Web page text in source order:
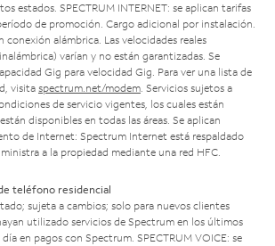
estados. SPECTRUM INTERNET: se aplican tarifas
de promoción. Cargo adicional por instalación.
conexión alámbrica. Las velocidades reales
varían y no están garantizadas. Se
Gig para velocidad Gig. Para ver una lista de
visita spectrum.net/modem. Servicios sujetos a
de servicio vigentes, los cuales están
disponibles en todas las áreas. Se aplican
de Internet: Spectrum Internet está respaldado
a la propiedad mediante una red HFC.
teléfono residencial
sujeta a cambios; solo para nuevos clientes
utilizado servicios de Spectrum en los últimos
en pagos con Spectrum. SPECTRUM VOICE: se